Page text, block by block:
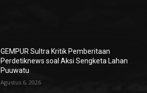
GEMPUR Sultra Kritik Pemberitaan
Perdetiknews soal Aksi Sengketa Lahan
Puuwatu
Agustus 6, 2026